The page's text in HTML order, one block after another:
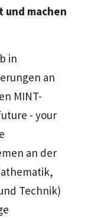
machen
in
an
MINT-
- your
an der
Technik)